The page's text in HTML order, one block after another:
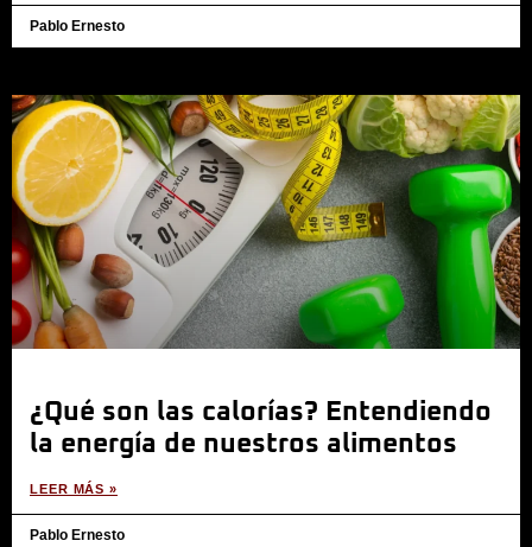
Pablo Ernesto
¿Qué son las calorías? Entendiendo
la energía de nuestros alimentos
LEER MÁS »
Pablo Ernesto